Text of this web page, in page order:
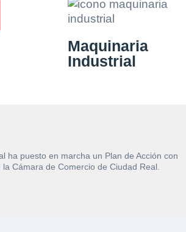
Maquinaria
Industrial
ha puesto en marcha un Plan de Acción con
Cámara de Comercio de Ciudad Real.